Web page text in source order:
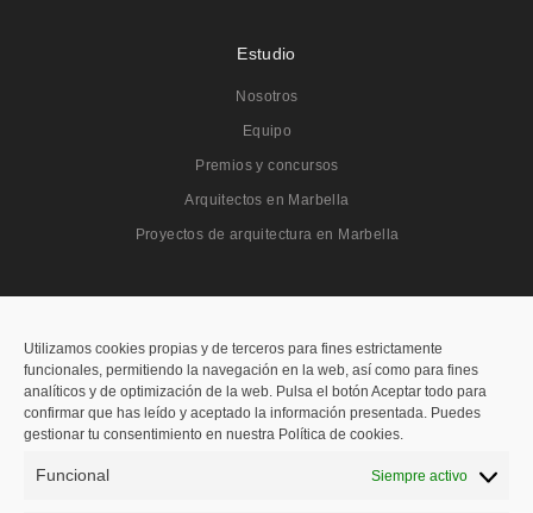
Utilizamos cookies propias y de terceros para fines estrictamente
funcionales, permitiendo la navegación en la web, así como para fines
analíticos y de optimización de la web. Pulsa el botón Aceptar todo para
confirmar que has leído y aceptado la información presentada. Puedes
gestionar tu consentimiento en nuestra Política de cookies.
Funcional Siempre activo
Estudio
Nosotros
Equipo
Premios y concursos
Arquitectos en Marbella
Proyectos de arquitectura en Marbella
Todos
Residenciales
Públicos